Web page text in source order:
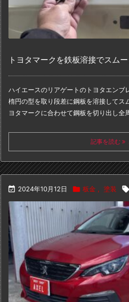
トヨタマークを鉄板溶接でスム
ハイエースのリアゲートのトヨタエンブ
楕円の型を取り段差に鋼板を溶接してス
ヨタマークに合わせて鋼板を切り出し全
記事を読む
 2024年10月12日  板金 , 塗装 